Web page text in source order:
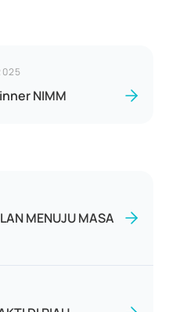
NIMM
MENUJU MASA